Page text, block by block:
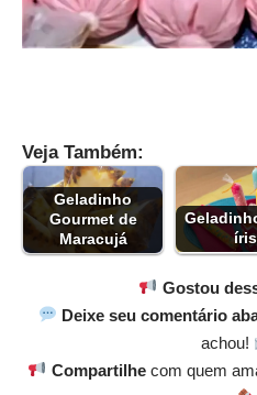
Veja Também:
Geladinho
Gourmet de
Maracujá
íris
Gostou
Deixe seu comentário
achou!
Compartilhecom quem